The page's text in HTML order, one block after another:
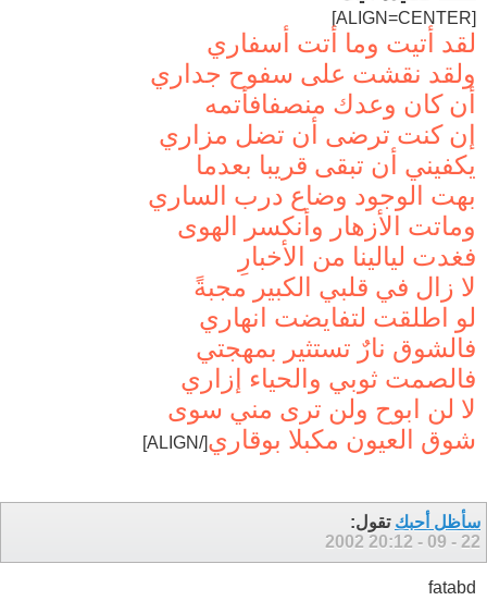
[ALIGN=CENTER]
لقد أتيت وما أتت أسفاري
ولقد نقشت على سفوح جداري
أن كان وعدك منصفافأتمه
إن كنت ترضى أن تضل مزاري
يكفيني أن تبقى قريبا بعدما
بهت الوجود وضاع درب الساري
وماتت الأزهار وأنكسر الهوى
فغدت ليالينا من الأخبارِ
لا زال في قلبي الكبير مجبةً
لو اطلقت لتفايضت انهاري
فالشوق نارٌ تستثير بمهجتي
فالصمت ثوبي والحياء إزاري
لا لن ابوح ولن ترى مني سوى
شوق العيون مكبلا بوقاري[/ALIGN]
سأظل أحبك تقول:
22 - 09 - 2002
20:12
fatabd